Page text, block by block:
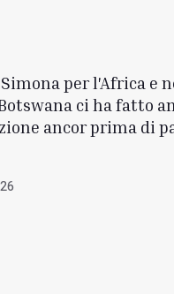
per l'Africa e
ci ha fatto
ancor prima di